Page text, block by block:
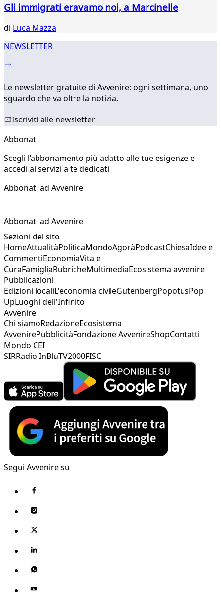
Gli immigrati eravamo noi, a Marcinelle
di Luca Mazza
NEWSLETTER
Le newsletter gratuite di Avvenire: ogni settimana, uno
sguardo che va oltre la notizia.
Iscriviti alle newsletter
Abbonati
Scegli l’abbonamento più adatto alle tue esigenze e
accedi ai servizi a te dedicati
Abbonati ad Avvenire
Abbonati ad Avvenire
Sezioni del sito
HomeAttualitàPoliticaMondoAgoràPodcastChiesaIdee e
CommentiEconomiaVita e
CuraFamigliaRubricheMultimediaEcosistema avvenire
Pubblicazioni
Edizioni localiL'economia civileGutenbergPopotusPop
UpLuoghi dell'Infinito
Avvenire
Chi siamoRedazioneEcosistema
AvvenirePubblicitàFondazione AvvenireShopContatti
Mondo CEI
SIRRadio InBluTV2000FISC
Segui Avvenire su